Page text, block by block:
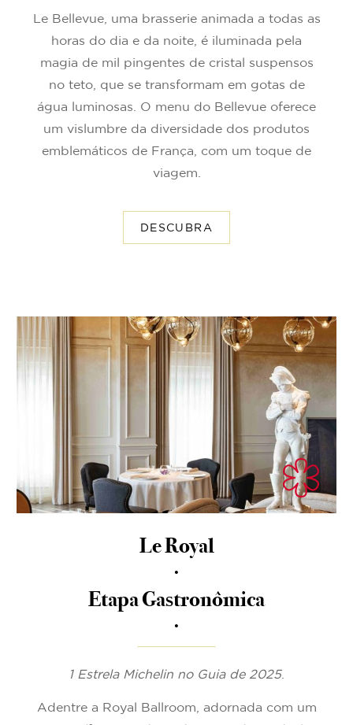
Le Bellevue, uma brasserie animada a todas as
horas do dia e da noite, é iluminada pela
magia de mil pingentes de cristal suspensos
no teto, que se transformam em gotas de
água luminosas. O menu do Bellevue oferece
um vislumbre da diversidade dos produtos
emblemáticos de França, com um toque de
viagem.
DESCUBRA
Le Royal
.
Etapa Gastronômica
.
1 Estrela Michelin no Guia de 2025.
Adentre a Royal Ballroom, adornada com um